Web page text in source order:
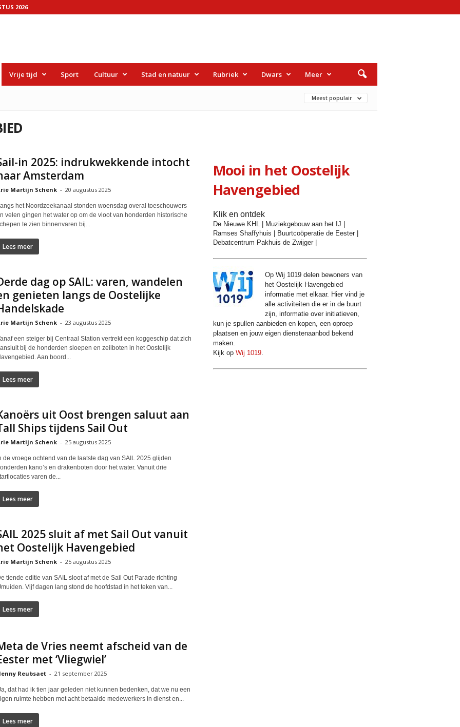
2026
Vrije tijd Sport Cultuur Stad en natuur Rubriek Dwars Meer
Meest populair
in 2025: indrukwekkende intocht
Amsterdam
Martijn Schenk - 20 augustus 2025
het Noordzeekanaal stonden woensdag overal toeschouwers
velen gingen het water op om de vloot van honderden historische
te zien binnenvaren bij...
Lees meer
dag op SAIL: varen, wandelen
genieten langs de Oostelijke
Martijn Schenk - 23 augustus 2025
een steiger bij Centraal Station vertrekt een koggeschip dat zich
bij de honderden sloepen en zeilboten in het Oostelijk
Aan boord...
Lees meer
uit Oost brengen saluut aan
Ships tijdens Sail Out
Martijn Schenk - 25 augustus 2025
de vroege ochtend van de laatste dag van SAIL 2025 glijden
kano’s en drakenboten door het water. Vanuit drie
varen de...
Lees meer
2025 sluit af met Sail Out vanuit
Oostelijk Havengebied
Martijn Schenk - 25 augustus 2025
tiende editie van SAIL sloot af met de Sail Out Parade richting
Vijf dagen lang stond de hoofdstad in het teken van...
Lees meer
de Vries neemt afscheid van de
met ‘Vliegwiel’
Reubsaet - 21 september 2025
dat had ik tien jaar geleden niet kunnen bedenken, dat we nu een
ruimte hebben met acht betaalde medewerkers in dienst en...
Lees meer
Mooi in het Oostelijk
Havengebied
Klik en ontdek
De Nieuwe KHL| Muziekgebouw aan het IJ
Ramses Shaffyhuis
Buurtcoöperatie de Eester|
Debatcentrum Pakhuis de Zwijger|
Op Wij 1019 delen bewoners van
het Oostelijk Havengebied
informatie met elkaar. Hier vind je
alle activiteiten die er in de buurt
zijn, informatie over initiatieven,
kun je spullen aanbieden en kopen, een oproep
plaatsen en jouw eigen dienstenaanbod bekend
maken.
Kijk op Wij 1019.